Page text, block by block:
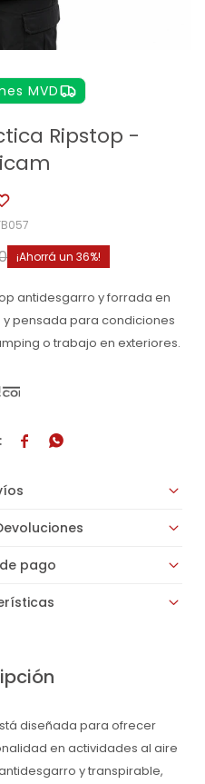
MVD
Ripstop -
36
antidesgarro y forrada en
pensada para condiciones
o trabajo en exteriores.
 
pago
diseñada para ofrecer
en actividades al aire
y transpirable,